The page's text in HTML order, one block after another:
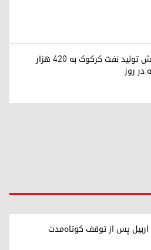
افزایش تولید نفت کرکوک به ۴۲۰ هزار
در روز
پس از توقف کوتاه‌مدت